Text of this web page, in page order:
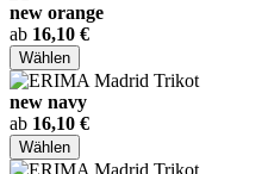
new orange
ab 16,10 €
Wählen
new navy
ab 16,10 €
Wählen